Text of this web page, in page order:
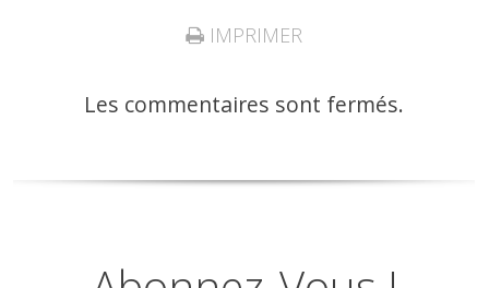
IMPRIMER
Les commentaires sont fermés.